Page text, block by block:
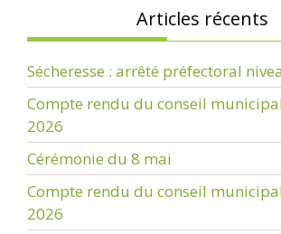
Articles récents
Sécheresse : arrêté préfectoral
Compte rendu du conseil
2026
Cérémonie du 8 mai
Compte rendu du conseil
2026